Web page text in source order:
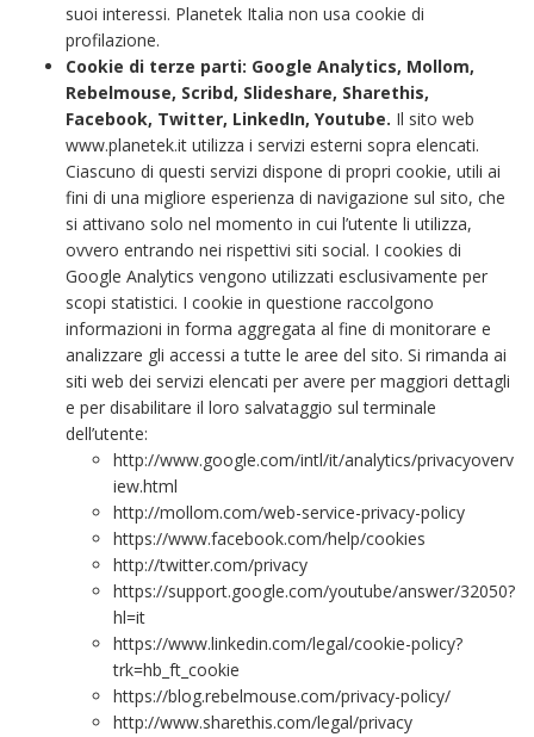
suoi interessi. Planetek Italia non usa cookie di
profilazione.
Cookie di terze parti: Google Analytics, Mollom,
Rebelmouse, Scribd, Slideshare, Sharethis,
Facebook, Twitter, LinkedIn, Youtube. Il sito web
www.planetek.it utilizza i servizi esterni sopra elencati.
Ciascuno di questi servizi dispone di propri cookie, utili ai
fini di una migliore esperienza di navigazione sul sito, che
si attivano solo nel momento in cui l’utente li utilizza,
ovvero entrando nei rispettivi siti social. I cookies di
Google Analytics vengono utilizzati esclusivamente per
scopi statistici. I cookie in questione raccolgono
informazioni in forma aggregata al fine di monitorare e
analizzare gli accessi a tutte le aree del sito. Si rimanda ai
siti web dei servizi elencati per avere per maggiori dettagli
e per disabilitare il loro salvataggio sul terminale
dell’utente:
http://www.google.com/intl/it/analytics/privacyoverv
iew.html
http://mollom.com/web-service-privacy-policy
https://www.facebook.com/help/cookies
http://twitter.com/privacy
https://support.google.com/youtube/answer/32050?
hl=it
https://www.linkedin.com/legal/cookie-policy?
trk=hb_ft_cookie
https://blog.rebelmouse.com/privacy-policy/
http://www.sharethis.com/legal/privacy